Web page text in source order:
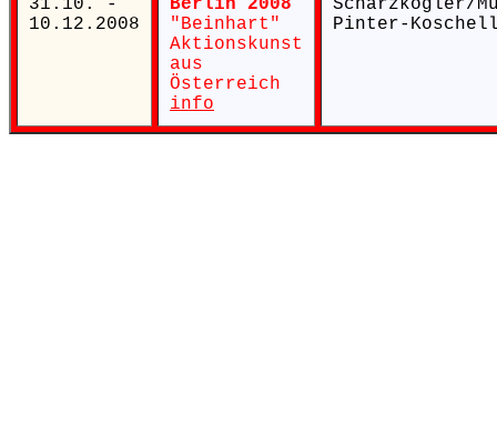
31.10. -
10.12.2008
Berlin 2008
"Beinhart"
Aktionskunst
aus
Österreich
info
Scharzkogler/
Pinter-